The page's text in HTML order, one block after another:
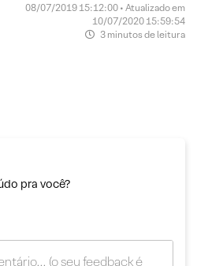
08/07/2019 15:12:00 • Atualizado em
10/07/2020 15:59:54
3 minutos de leitura
pra você?